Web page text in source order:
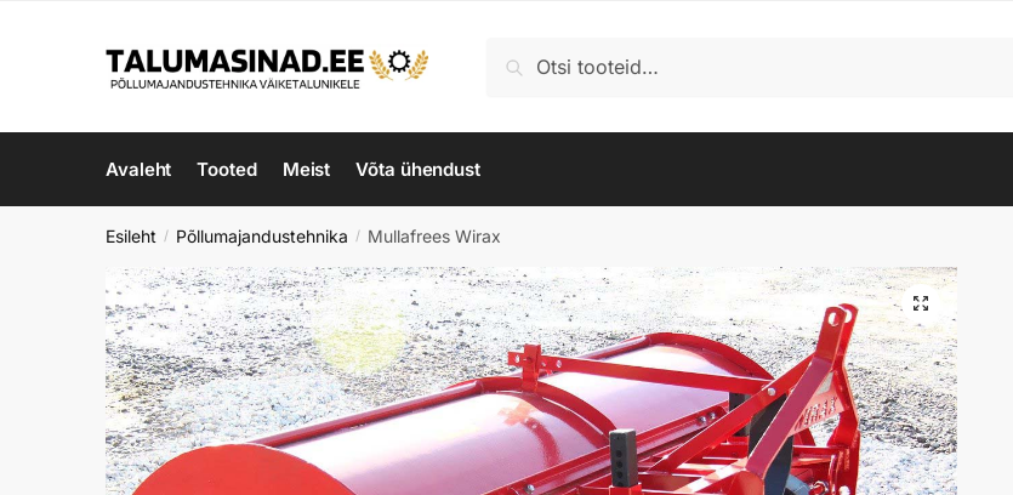
Otsi
Avaleht Tooted Meist Võta ühendust
Esileht / Põllumajandustehnika / Mullafrees Wirax